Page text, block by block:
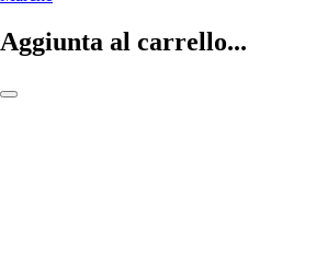
Aggiunta al carrello...